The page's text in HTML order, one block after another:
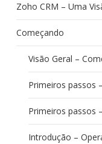
Zoho CRM – Uma
Começando
Visão Geral –
Primeiros passos
Primeiros passos
Introdução –